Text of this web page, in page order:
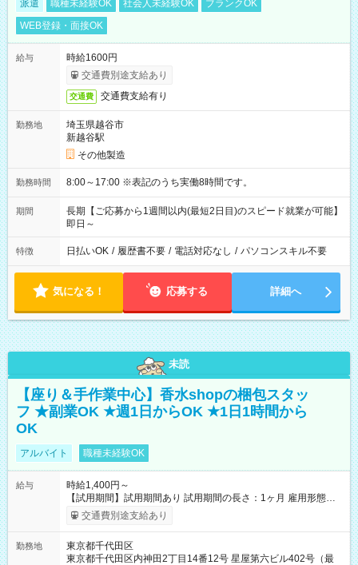
派遣 職種未経験OK 社会人未経験OK
ブランクOK
WEB登録・面接OK
給与
時給1600円
交通費別途支給あり
交通費 交通費支給有り
勤務地
埼玉県越谷市
新越谷駅
その他製造
勤務時間 8:00～17:00 ※表記のうち実働8時間です。
期間
長期【ご応募から1週間以内(最短2日目)のスピード就業が可能】
即日～
特徴 日払いOK / 履歴書不要 / 電話対応なし / パソコンスキル不要
気になる！ 応募する 詳細へ
未読
【座り＆手作業中心】香水shopの梱包スタッ
フ ★副業OK ★週1日からOK ★1日1時間から
OK
アルバイト 職種未経験OK
給与
時給1,400円～
【試用期間】試用期間あり 試用期間の長さ：1ヶ月 雇用形態、
給与は本採用時と同じです。
交通費別途支給あり
勤務地
東京都千代田区
東京都千代田区内神田2丁目14番12号 星屋第六ビル402号（最